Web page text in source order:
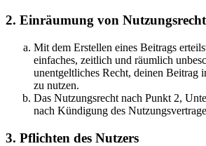
2. Einräumung von
Mit dem Erstellen eines Beitrags
einfaches, zeitlich und räumlich
unentgeltliches Recht, deinen Beitrag
zu nutzen.
Das Nutzungsrecht nach Punkt 2,
nach Kündigung des
3. Pflichten des Nutzers